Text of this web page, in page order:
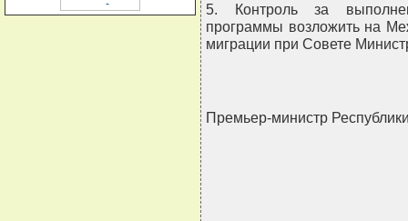
5. Контроль за
программы возложить на
миграции при Совете
Премьер-министр